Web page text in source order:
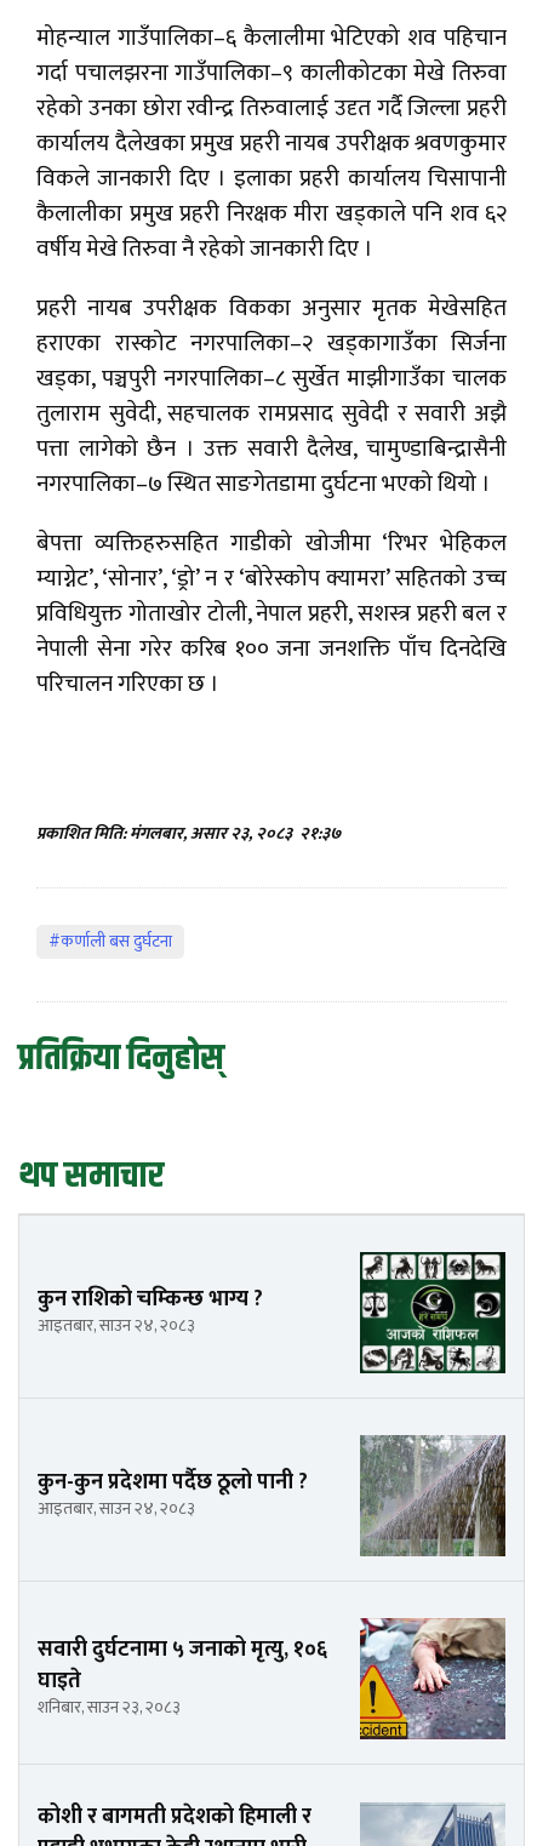
मोहन्याल गाउँपालिका–६ कैलालीमा भेटिएको शव पहिचान
गर्दा पचालझरना गाउँपालिका–९ कालीकोटका मेखे तिरुवा
रहेको उनका छोरा रवीन्द्र तिरुवालाई उदृत गर्दै जिल्ला प्रहरी
कार्यालय दैलेखका प्रमुख प्रहरी नायब उपरीक्षक श्रवणकुमार
विकले जानकारी दिए । इलाका प्रहरी कार्यालय चिसापानी
कैलालीका प्रमुख प्रहरी निरक्षक मीरा खड्काले पनि शव ६२
वर्षीय मेखे तिरुवा नै रहेको जानकारी दिए ।
प्रहरी नायब उपरीक्षक विकका अनुसार मृतक मेखेसहित
हराएका रास्कोट नगरपालिका–२ खड्कागाउँका सिर्जना
खड्का, पञ्चपुरी नगरपालिका–८ सुर्खेत माझीगाउँका चालक
तुलाराम सुवेदी, सहचालक रामप्रसाद सुवेदी र सवारी अझै
पत्ता लागेको छैन । उक्त सवारी दैलेख, चामुण्डाबिन्द्रासैनी
नगरपालिका–७ स्थित साङगेतडामा दुर्घटना भएको थियो ।
बेपत्ता व्यक्तिहरुसहित गाडीको खोजीमा ‘रिभर भेहिकल
म्याग्नेट’, ‘सोनार’, ‘ड्रो’ न र ‘बोरेस्कोप क्यामरा’ सहितको उच्च
प्रविधियुक्त गोताखोर टोली, नेपाल प्रहरी, सशस्त्र प्रहरी बल र
नेपाली सेना गरेर करिब १०० जना जनशक्ति पाँच दिनदेखि
परिचालन गरिएका छ ।
प्रकाशित मिति: मंगलबार, असार २३, २०८३ २१:३७
#कर्णाली बस दुर्घटना
प्रतिक्रिया दिनुहोस्
थप समाचार
कुन राशिको चम्किन्छ भाग्य ?
आइतबार, साउन २४, २०८३
कुन-कुन प्रदेशमा पर्दैछ ठूलो पानी ?
आइतबार, साउन २४, २०८३
सवारी दुर्घटनामा ५ जनाको मृत्यु, १०६
घाइते
शनिबार, साउन २३, २०८३
कोशी र बागमती प्रदेशको हिमाली र